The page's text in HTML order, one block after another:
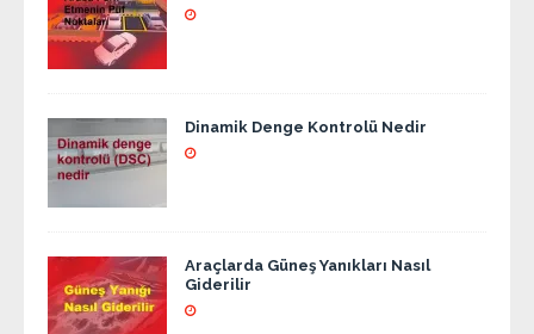
Dinamik Denge Kontrolü Nedir
Araçlarda Güneş Yanıkları Nasıl
Giderilir